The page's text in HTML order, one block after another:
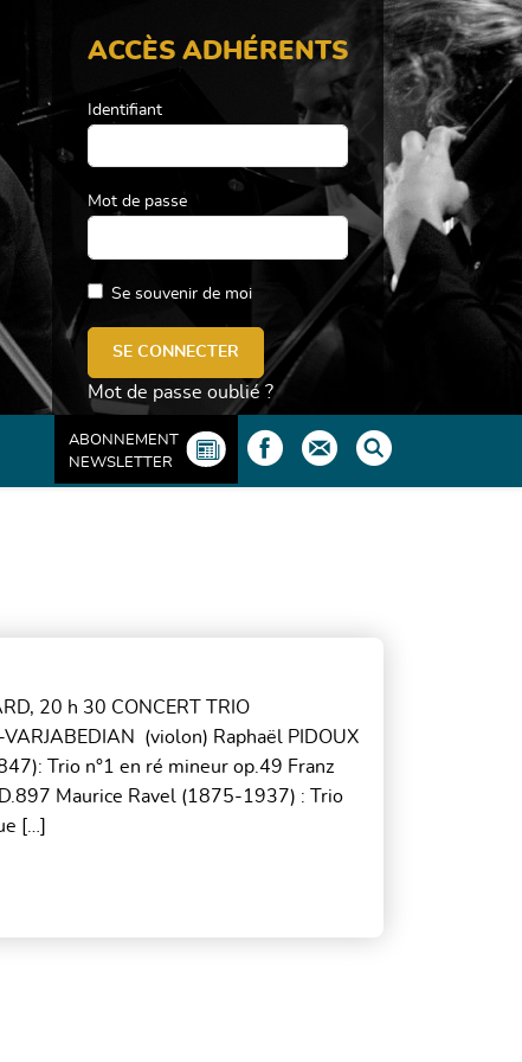
ABONNEMENT
NEWSLETTER
ACCÈS ADHÉRENTS
Identifiant
Mot de passe
Se souvenir de moi
Mot de passe oublié ?
20 h 30 CONCERT TRIO
(violon) Raphaël PIDOUX
Trio n°1 en ré mineur op.49 Franz
Maurice Ravel (1875-1937) : Trio
[…]